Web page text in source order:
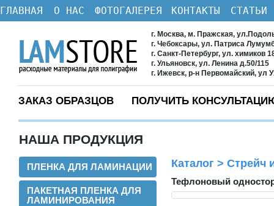
ГЛАВНАЯ О НАС ФОТОГАЛЕРЕЯ КОНТАКТЫ СТАТЬИ
г. Москва, м. Пражская,
г. Чебоксары, ул. Патриса
г. Санкт-Петербург, ул. химиков
г. Ульяновск, ул. Ленина д.50/115
г. Ижевск, р-н Первомайский, ул
ЗАКАЗ ОБРАЗЦОВ ПОЛУЧИТЬ
НАША ПРОДУКЦИЯ
ПЛЕНКА ДЛЯ ЛАМИНАЦИИ
ПАКЕТНАЯ ПЛЕНКА ДЛЯ
ЛАМИНИРОВАНИЯ
Каталог > Стрейч
Тефлоновый